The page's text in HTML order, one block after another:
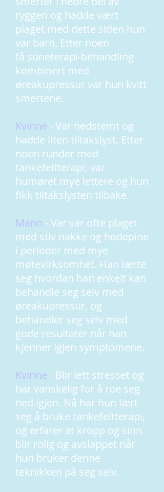
ryggen og hadde vært
plaget med dette siden hun
var barn. Etter noen
få soneterapi-behandling
kombinert med
øreakupressur var hun kvitt
smertene.
Kvinne - Var nedstemt og
hadde liten tiltakslyst. Etter
noen runder med
tankefeltterapi, var
humøret mye lettere og hun
fikk tiltakslysten tilbake.
Mann - Var var ofte plaget
med stiv nakke og hodepine
i perioder med mye
møtevirksomhet. Han lærte
seg hvordan han enkelt kan
behandle seg selv med
øreakupressur, og
behandler seg selv med
gode resultater når han
kjenner igjen symptomene.
Kvinne - Blir lett stresset og
har vanskelig for å roe seg
ned igjen. Nå har hun lært
seg å bruke tankefeltterapi,
og erfarer at kropp og sinn
blir rolig og avslappet når
hun bruker denne
teknikken på seg selv.